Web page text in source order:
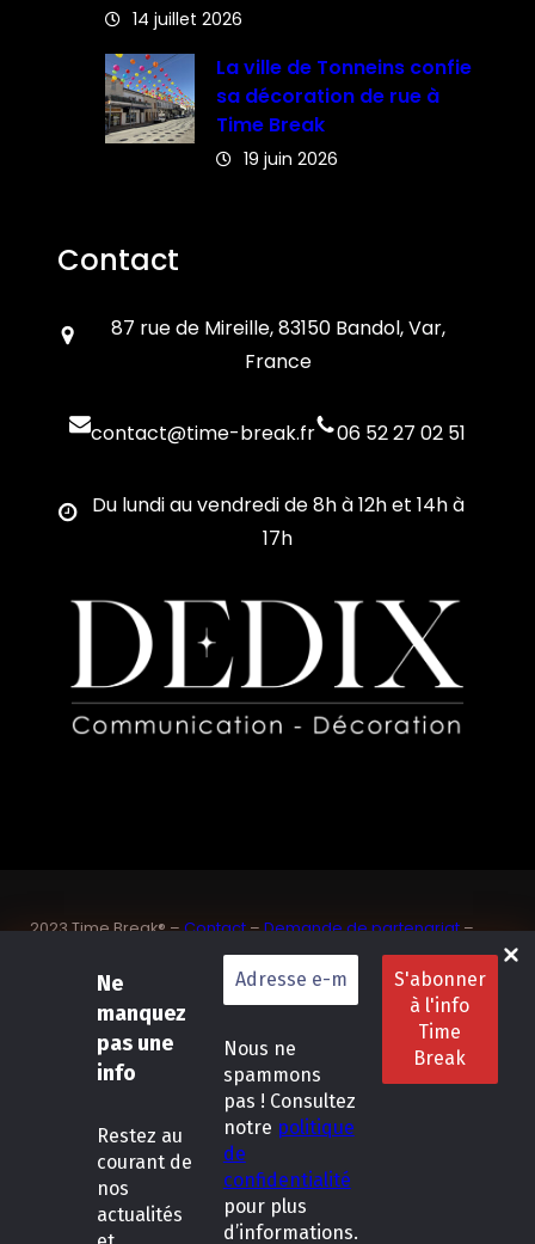
Ne
manquez
pas une
info
Restez au
courant de
nos
actualités
Nous ne
spammons
pas ! Consultez
notre politique
de
confidentialité
pour plus
d’informations.
14 juillet 2026
La ville de Tonneins confie
sa décoration de rue à
Time Break
19 juin 2026
Contact
87 rue de Mireille, 83150 Bandol, Var,
France
contact@time-break.fr 06 52 27 02 51
Du lundi au vendredi de 8h à 12h et 14h à
17h
2023 Time Break® –Contact–Demande de partenariat–
Sponsoriser un joueur de padel français
SASU Dedix Communication – 87 rue de Mireille – 83 150
Bandol – Var
Conditions
générales de location
Follow Us :LinkedIn
Instagram